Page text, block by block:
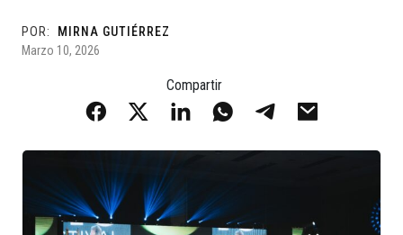
POR:
MIRNA GUTIÉRREZ
Marzo 10, 2026
Compartir